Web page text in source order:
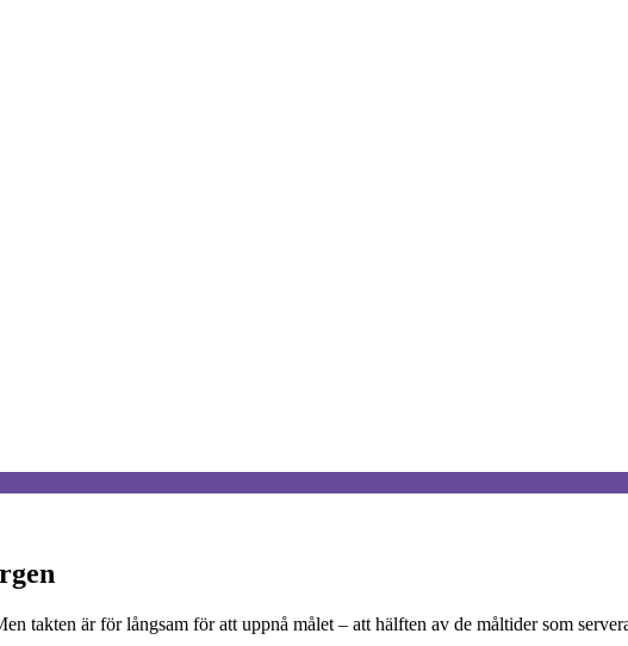
takten är för långsam för att uppnå målet – att hälften av de måltider som